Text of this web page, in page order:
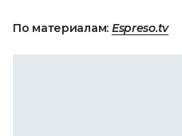
По материалам: Espreso.tv